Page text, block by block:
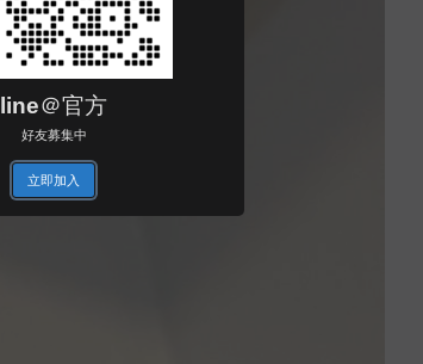
line＠官方
好友募集中
立即加入